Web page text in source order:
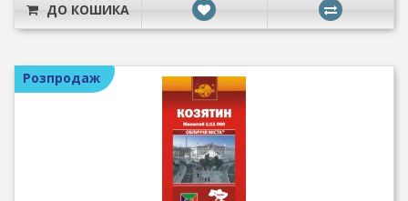
ДО КОШИКА
Розпродаж